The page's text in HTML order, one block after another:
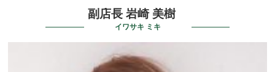
副店長 岩崎 美樹
イワサキ ミキ